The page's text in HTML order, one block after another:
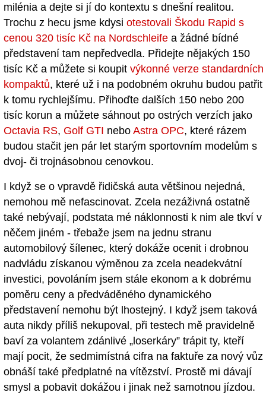
milénia a dejte si jí do kontextu s dnešní realitou.
Trochu z hecu jsme kdysi otestovali Škodu Rapid s
cenou 320 tisíc Kč na Nordschleife a žádné bídné
představení tam nepředvedla. Přidejte nějakých 150
tisíc Kč a můžete si koupit výkonné verze standardních
kompaktů, které už i na podobném okruhu budou patřit
k tomu rychlejšímu. Přihoďte dalších 150 nebo 200
tisíc korun a můžete sáhnout po ostrých verzích jako
Octavia RS, Golf GTI nebo Astra OPC, které rázem
budou stačit jen pár let starým sportovním modelům s
dvoj- či trojnásobnou cenovkou.
I když se o vpravdě řidičská auta většinou nejedná,
nemohou mě nefascinovat. Zcela nezáživná ostatně
také nebývají, podstata mé náklonnosti k nim ale tkví v
něčem jiném - třebaže jsem na jednu stranu
automobilový šílenec, který dokáže ocenit i drobnou
nadvládu získanou výměnou za zcela neadekvátní
investici, povoláním jsem stále ekonom a k dobrému
poměru ceny a předváděného dynamického
představení nemohu být lhostejný. I když jsem taková
auta nikdy příliš nekupoval, při testech mě pravidelně
baví za volantem zdánlivé „loserkáry” trápit ty, kteří
mají pocit, že sedmimístná cifra na faktuře za nový vůz
obnáší také předplatné na vítězství. Prostě mi dávají
smysl a pobavit dokážou i jinak než samotnou jízdou.